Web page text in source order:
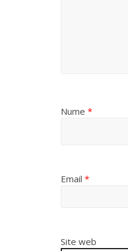
Nume *
Email *
Site web